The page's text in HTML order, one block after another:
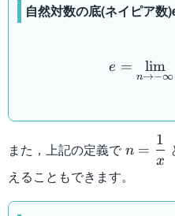
自然対数の底(ネイピア数
e =
n→−∞
lim
また，上記の定義で
{x}
n =
x
1
えることもできます。